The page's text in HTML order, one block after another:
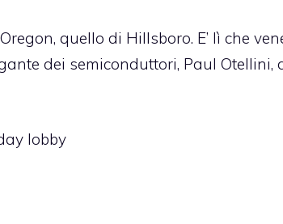
quello di Hillsboro. E’ lì che
dei semiconduttori, Paul Otellini,
lobby